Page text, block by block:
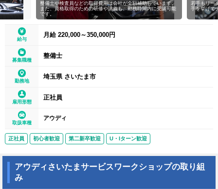
員などの取得費用は会社が全額補助しています。
得のための研修や講義も、勤務時間内に受講可能
若手もリーダーやマネージャーとして活
手を挙げてチャレンジすることが可能！
給与
月給 220,000～350,000円
募集職種
整備士
勤務地
埼玉県 さいたま市
雇用形態
正社員
取扱車種
アウディ
正社員 初心者歓迎 第二新卒歓迎 U・Iターン歓迎
アウディさいたまサービスワークショップの取り組
み